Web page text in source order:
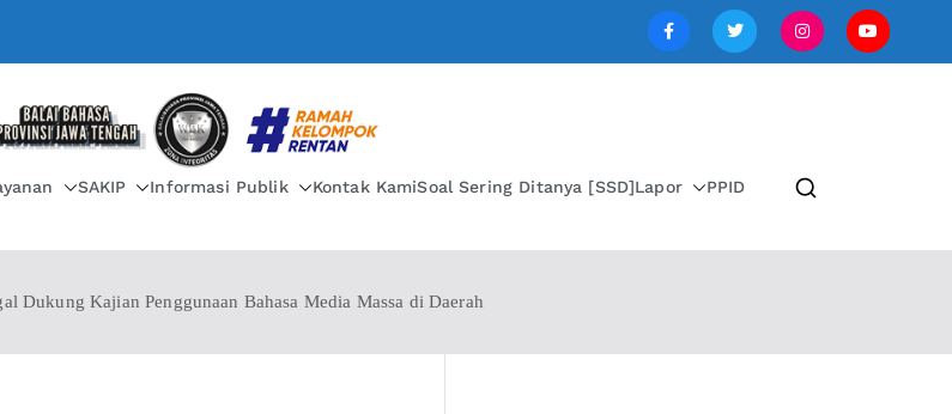
BALAI BAHASA PROVINSI JAWA TENGAH
SAKIP Informasi Publik Kontak KamiSoal Sering Ditanya [SSD]Lapor PPID
Dukung Kajian Penggunaan Bahasa Media Massa di Daerah